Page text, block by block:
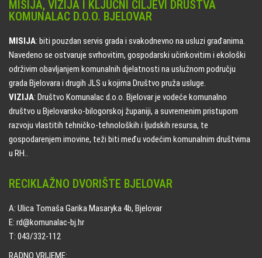
MISIJA, VIZIJA I KLJUČNI CILJEVI DRUŠTVA
KOMUNALAC D.O.O. BJELOVAR
MISIJA: biti pouzdan servis grada i svakodnevno na usluzi građanima.
Navedeno se ostvaruje svrhovitim, gospodarski učinkovitim i ekološki
održivim obavljanjem komunalnih djelatnosti na uslužnom području
grada Bjelovara i drugih JLS u kojima Društvo pruža usluge.
VIZIJA: Društvo Komunalac d.o.o. Bjelovar je vodeće komunalno
društvo u Bjelovarsko-bilogorskoj županiji, a suvremenim pristupom
razvoju vlastitih tehničko-tehnoloških i ljudskih resursa, te
gospodarenjem imovine, teži biti među vodećim komunalnim društvima
u RH..
RECIKLAŽNO DVORIŠTE BJELOVAR
A: Ulica Tomaša Garika Masaryka 4b, Bjelovar
E: rd@komunalac-bj.hr
T: 043/332-112
RADNO VRIJEME: